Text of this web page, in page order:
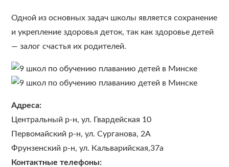
Одной из основных задач школы является сохранение
и укрепление здоровья деток, так как здоровье детей
— залог счастья их родителей.
Адреса:
Центральный р-н, ул. Гвардейская 10
Первомайский р-н, ул. Сурганова, 2А
Фрунзенский р-н, ул. Кальварийская,37а
Контактные телефоны: